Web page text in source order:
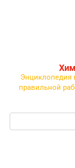
Энциклопедия
правильной
Поиск: